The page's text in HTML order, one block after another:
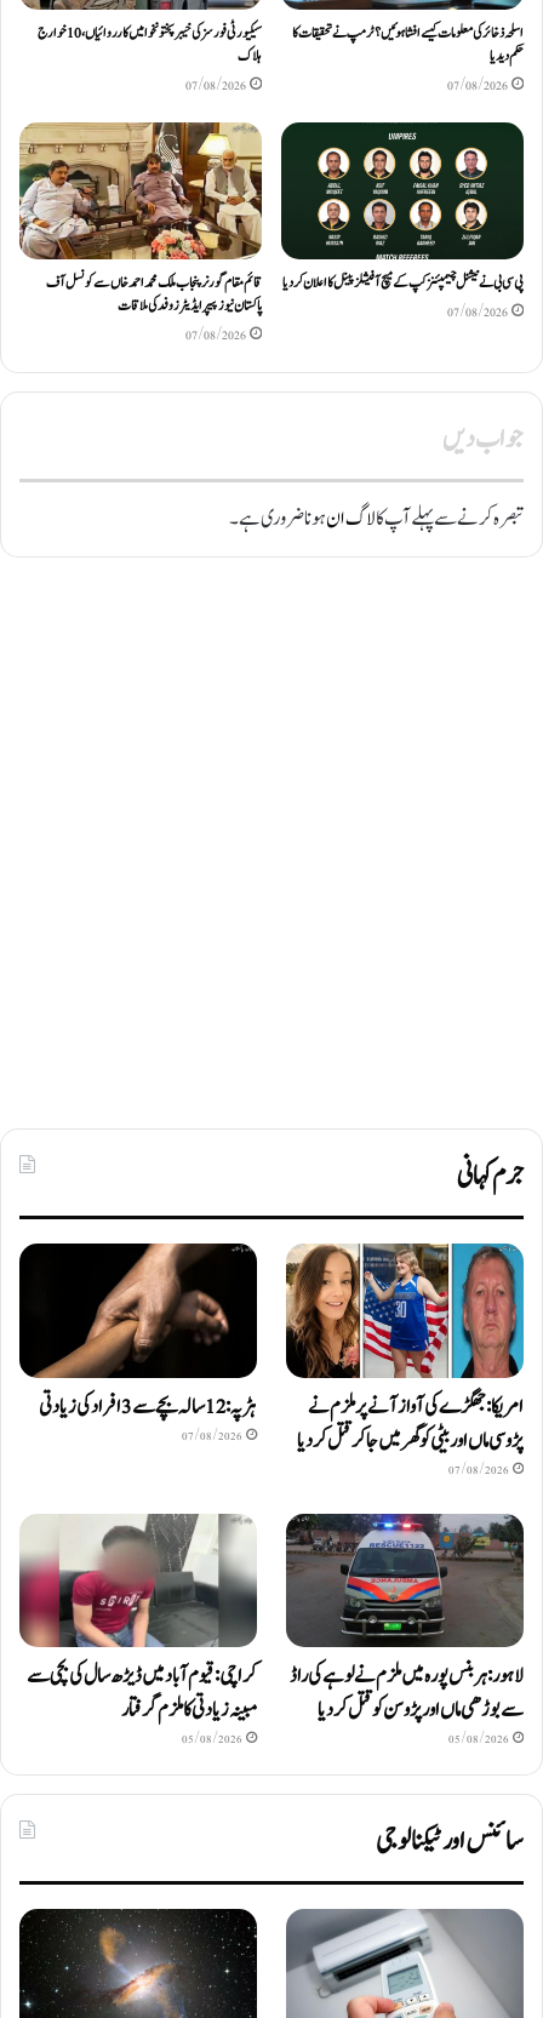
اسلحہ ذخائر کی معلومات کیسے افشا ہوئیں؟ ٹرمپ نے تحقیقات کا
حکم دیدیا
07/08/2026
سیکیورٹی فورسز کی خیبرپختونخوا میں کارروائیاں، 10 خوارج
ہلاک
07/08/2026
پی سی بی نے نیشنل چیمپئنز کپ کے میچ آفیشلز پینل کا اعلان کر دیا
07/08/2026
قائم مقام گورنر پنجاب ملک محمد احمد خاں سے کونسل آف
پاکستان نیوز پیپر ایڈیٹرزوفد کی ملاقات
07/08/2026
جواب دیں
تبصرہ کرنے سے پہلے آپ کالاگ انہونا ضروری ہے۔
جرم کہانی
امریکا: جھگڑے کی آواز آنے پر ملزم نے
پڑوسی ماں اور بیٹی کو گھر میں جا کر قتل کر دیا
07/08/2026
ہڑپہ: 12 سالہ بچے سے 3 افراد کی زیادتی
07/08/2026
لاہور: ہربنس پورہ میں ملزم نے لوہے کی راڈ
سے بوڑھی ماں اور پڑوسن کو قتل کر دیا
05/08/2026
کراچی: قیوم آباد میں ڈیڑھ سال کی بچی سے
مبینہ زیادتی کا ملزم گرفتار
05/08/2026
سائنس اور ٹیکنالوجی